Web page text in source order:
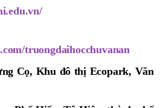
truongdaihocchuvanan
Cọ, Khu đô thị Ecopark, Văn